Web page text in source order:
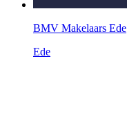
BMV Makelaars Ede
Ede